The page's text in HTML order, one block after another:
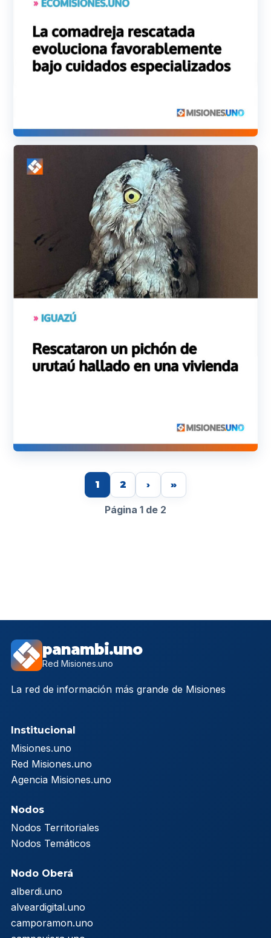
1 2 › »
Página 1 de 2
panambi.uno
Red Misiones.uno
La red de información más grande de Misiones
Institucional
Misiones.uno
Red Misiones.uno
Agencia Misiones.uno
Nodos
Nodos Territoriales
Nodos Temáticos
Nodo Oberá
alberdi.uno
alveardigital.uno
camporamon.uno